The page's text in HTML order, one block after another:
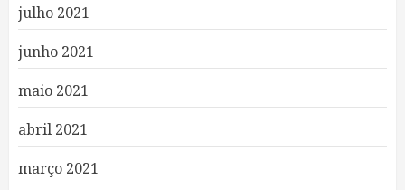
julho 2021
junho 2021
maio 2021
abril 2021
março 2021